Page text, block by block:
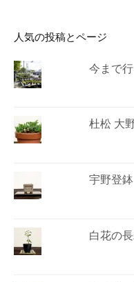
人気の投稿とページ
今まで
杜松 大
宇野登鉢
白花の